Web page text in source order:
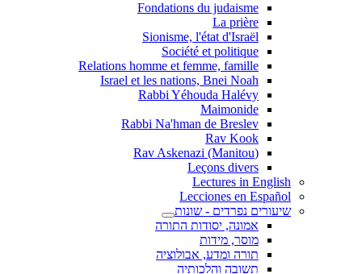
Fondations du judaisme
La prière
Sionisme, l'état d'Israël
Société et politique
Relations homme et femme, famille
Israel et les nations, Bnei Noah
Rabbi Yéhouda Halévy
Maimonide
Rabbi Na'hman de Breslev
Rav Kook
(Rav Askenazi (Manitou
Leçons divers
Lectures in English
Lecciones en Español
שיעורים נפרדים - שונות
אמונה, יסודות התורה
מוסר, מידות
תורה ומדע, אבולוציה
תשובה והלכותיה